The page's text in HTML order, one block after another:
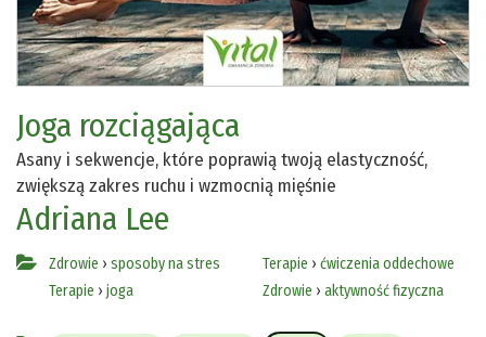
Joga rozciągająca
Asany i sekwencje, które poprawią twoją elastyczność,
zwiększą zakres ruchu i wzmocnią mięśnie
Adriana Lee
Zdrowie › sposoby na stres
Terapie › joga
Terapie › ćwiczenia oddechowe
Zdrowie › aktywność fizyczna